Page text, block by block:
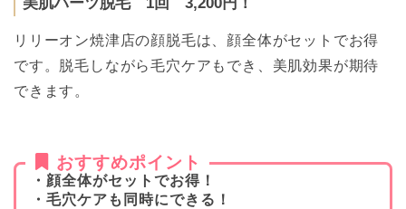
リリーオン焼津店の顔脱毛は、顔全体がセットでお得
です。脱毛しながら毛穴ケアもでき、美肌効果が期待
できます。
おすすめポイント
・顔全体がセットでお得！
・毛穴ケアも同時にできる！